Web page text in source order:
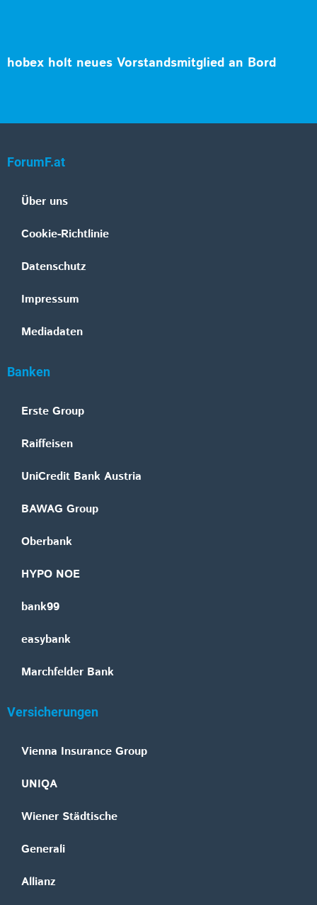
hobex holt neues Vorstandsmitglied an Bord
ForumF.at
Über uns
Cookie-Richtlinie
Datenschutz
Impressum
Mediadaten
Banken
Erste Group
Raiffeisen
UniCredit Bank Austria
BAWAG Group
Oberbank
HYPO NOE
bank99
easybank
Marchfelder Bank
Versicherungen
Vienna Insurance Group
UNIQA
Wiener Städtische
Generali
Allianz